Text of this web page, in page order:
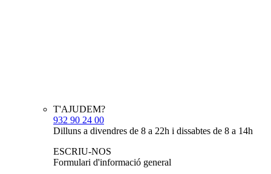
T'AJUDEM?
932 90 24 00
Dilluns a divendres de 8 a 22h i dissabtes de 8 a 14h
ESCRIU-NOS
Formulari d'informació general